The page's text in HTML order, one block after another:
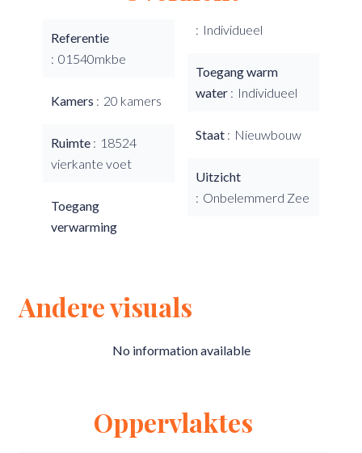
Referentie
01540mkbe
Kamers 20 kamers
Ruimte
18524
vierkante voet
Toegang
verwarming
Individueel
Toegang warm
water
Individueel
Staat Nieuwbouw
Uitzicht
Onbelemmerd Zee
Andere visuals
No information available
Oppervlaktes